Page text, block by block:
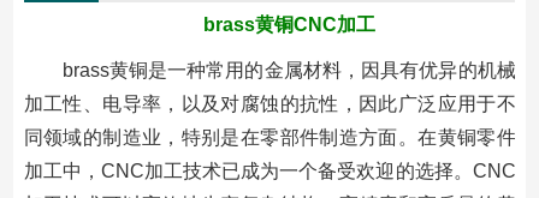
brass黄铜CNC加工
brass黄铜是一种常用的金属材料，因具有优异的机械
加工性、电导率，以及对腐蚀的抗性，因此广泛应用于不
同领域的制造业，特别是在零部件制造方面。在黄铜零件
加工中，CNC加工技术已成为一个备受欢迎的选择。CNC